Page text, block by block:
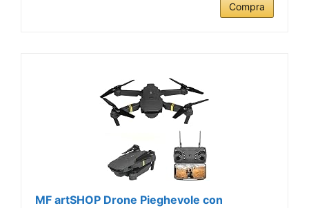
Compra
MF artSHOP Drone Pieghevole con